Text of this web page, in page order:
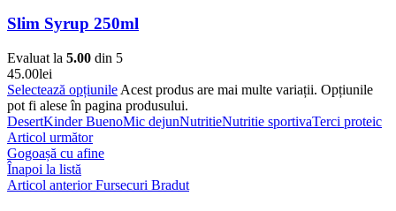
Slim Syrup 250ml
Evaluat la 5.00 din 5
45.00lei
Selectează opțiunile Acest produs are mai multe variații. Opțiunile
pot fi alese în pagina produsului.
DesertKinder BuenoMic dejunNutritieNutritie sportivaTerci proteic
Articol următor
Gogoașă cu afine
Înapoi la listă
Articol anterior Fursecuri Bradut